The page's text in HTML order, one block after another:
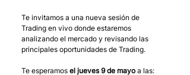
Te invitamos a una nueva sesión de
Trading en vivo donde estaremos
analizando el mercado y revisando las
principales oportunidades de Trading.
Te esperamos el jueves 9 de mayo a las: